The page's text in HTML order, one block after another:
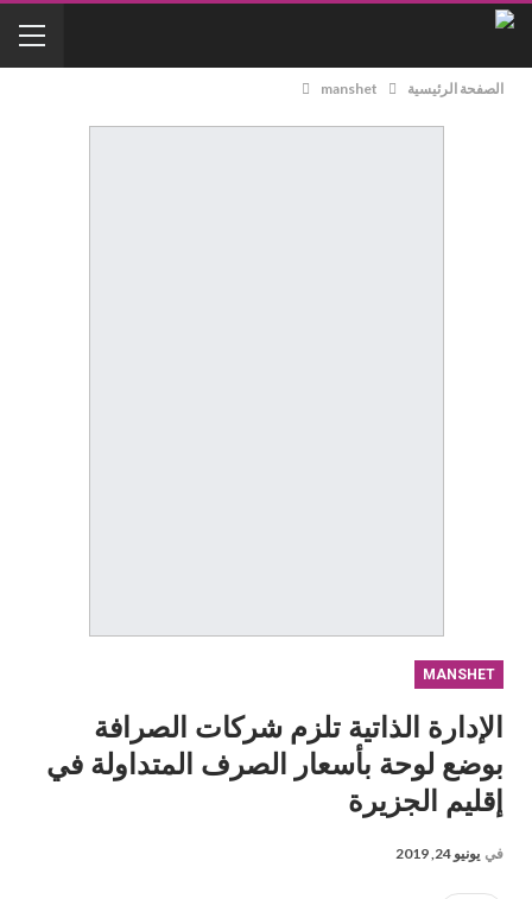
الصفحة الرئيسية manshet
MANSHET
الإدارة الذاتية تلزم شركات الصرافة
بوضع لوحة بأسعار الصرف المتداولة في
إقليم الجزيرة
في يونيو 24, 2019